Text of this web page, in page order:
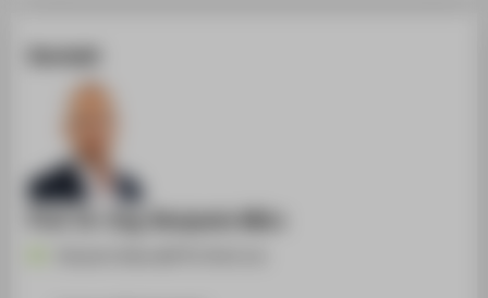
Kontakt
Prof. Dr.-Ing. Benjamin März